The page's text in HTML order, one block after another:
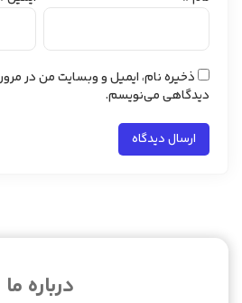
ذخیره نام، ایمیل و وبسایت من در
دیدگاهی می‌نویسم.
درباره ما